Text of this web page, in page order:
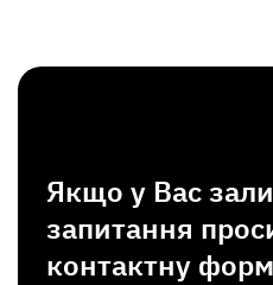
Якщо у Вас
запитання
контактну